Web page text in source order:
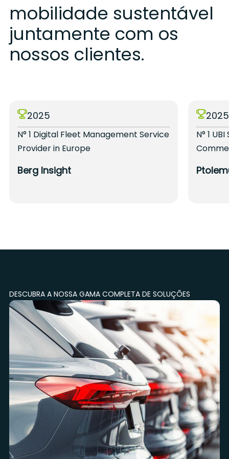
mobilidade sustentável
juntamente com os
nossos clientes.
2025
N° 1 Digital Fleet Management Service
Provider in Europe
Berg Insight
2025
N° 1
DESCUBRA A NOSSA GAMA COMPLETA DE SOLUÇÕES